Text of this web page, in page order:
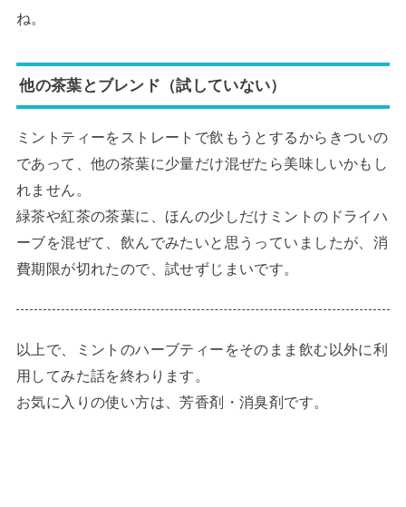
ね。
他の茶葉とブレンド（試していない）
ミントティーをストレートで飲もうとするからきついの
であって、他の茶葉に少量だけ混ぜたら美味しいかもし
れません。
緑茶や紅茶の茶葉に、ほんの少しだけミントのドライハ
ーブを混ぜて、飲んでみたいと思うっていましたが、消
費期限が切れたので、試せずじまいです。
以上で、ミントのハーブティーをそのまま飲む以外に利
用してみた話を終わります。
お気に入りの使い方は、芳香剤・消臭剤です。